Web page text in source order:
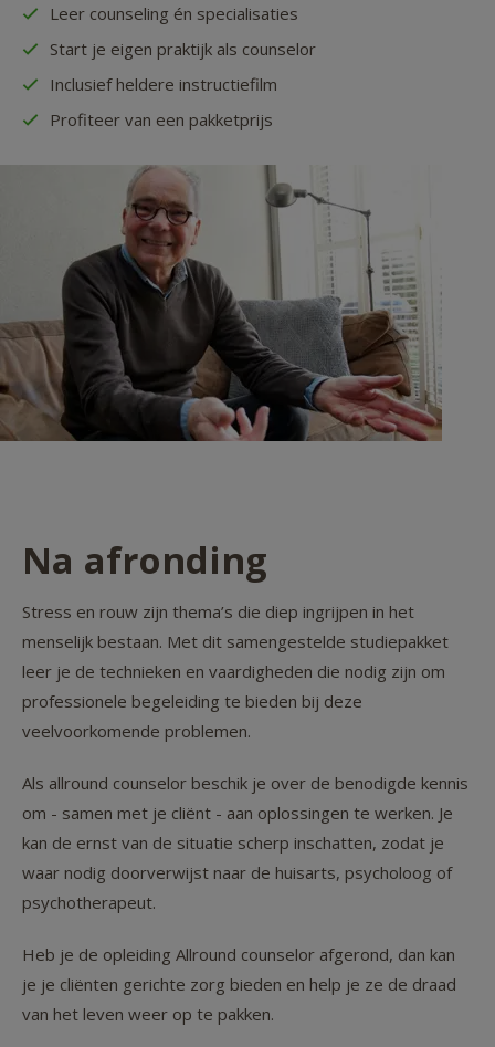
Leer counseling én specialisaties
Start je eigen praktijk als counselor
Inclusief heldere instructiefilm
Profiteer van een pakketprijs
Na afronding
Stress en rouw zijn thema’s die diep ingrijpen in het
menselijk bestaan. Met dit samengestelde studiepakket
leer je de technieken en vaardigheden die nodig zijn om
professionele begeleiding te bieden bij deze
veelvoorkomende problemen.
Als allround counselor beschik je over de benodigde kennis
om - samen met je cliënt - aan oplossingen te werken. Je
kan de ernst van de situatie scherp inschatten, zodat je
waar nodig doorverwijst naar de huisarts, psycholoog of
psychotherapeut.
Heb je de opleiding Allround counselor afgerond, dan kan
je je cliënten gerichte zorg bieden en help je ze de draad
van het leven weer op te pakken.